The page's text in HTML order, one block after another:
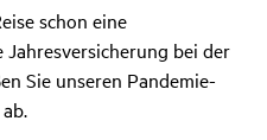
schon eine
Jahresversicherung bei der
Sie unseren Pandemie-